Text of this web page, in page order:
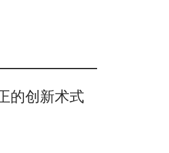
的创新术式